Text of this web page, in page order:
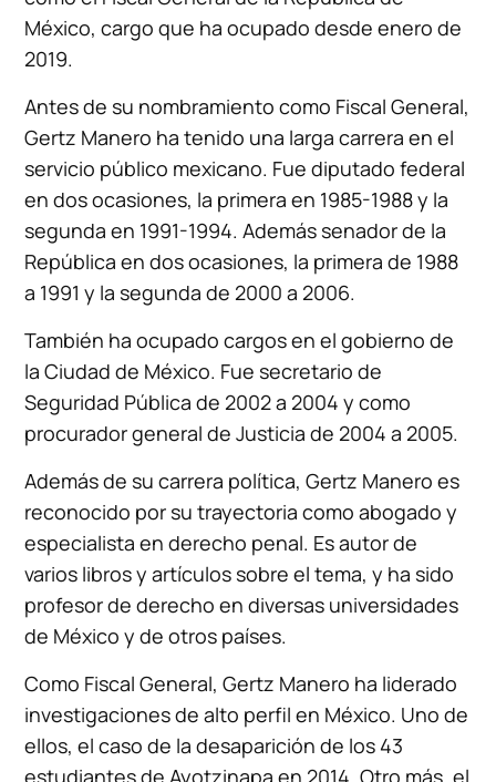
México, cargo que ha ocupado desde enero de
2019.
Antes de su nombramiento como Fiscal General,
Gertz Manero ha tenido una larga carrera en el
servicio público mexicano. Fue diputado federal
en dos ocasiones, la primera en 1985-1988 y la
segunda en 1991-1994. Además senador de la
República en dos ocasiones, la primera de 1988
a 1991 y la segunda de 2000 a 2006.
También ha ocupado cargos en el gobierno de
la Ciudad de México. Fue secretario de
Seguridad Pública de 2002 a 2004 y como
procurador general de Justicia de 2004 a 2005.
Además de su carrera política, Gertz Manero es
reconocido por su trayectoria como abogado y
especialista en derecho penal. Es autor de
varios libros y artículos sobre el tema, y ha sido
profesor de derecho en diversas universidades
de México y de otros países.
Como Fiscal General, Gertz Manero ha liderado
investigaciones de alto perfil en México. Uno de
ellos, el caso de la desaparición de los 43
estudiantes de Ayotzinapa en 2014. Otro más, el